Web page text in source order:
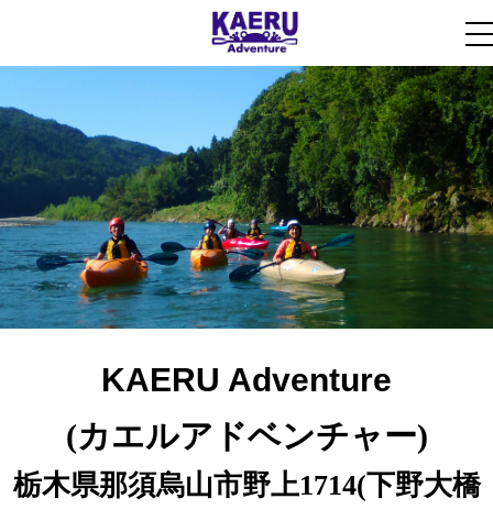
KAERU Adventure
​​​​​​​(カエルアドベンチャー)
栃木県那須烏山市野上1714(下野大橋